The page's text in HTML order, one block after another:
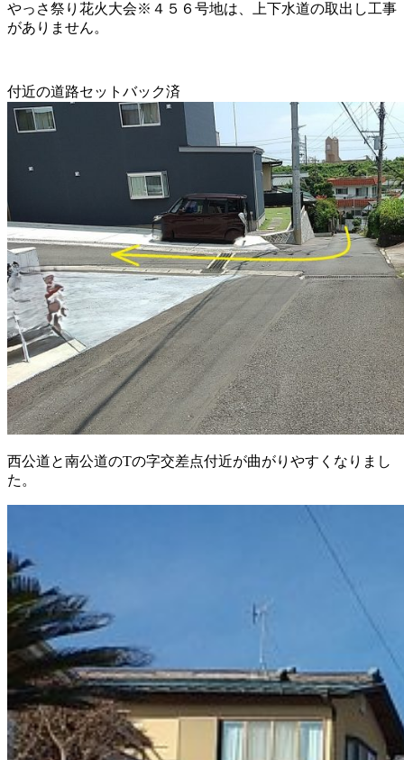
やっさ祭り花火大会※４５６号地は、上下水道の取出し工事
がありません。
付近の道路セットバック済
西公道と南公道のTの字交差点付近が曲がりやすくなりまし
た。